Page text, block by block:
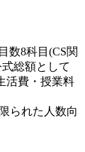
数8科目(CS関
総額として
活費・授業料
られた人数向